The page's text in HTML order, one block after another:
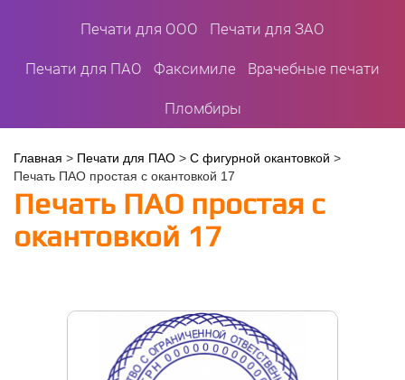
Печати для ООО Печати для ЗАО
Печати для ПАО Факсимиле Врачебные печати
Пломбиры
Вы
здесь
Главная > Печати для ПАО > С фигурной окантовкой >
Печать ПАО простая с окантовкой 17
Печать ПАО простая с
окантовкой 17